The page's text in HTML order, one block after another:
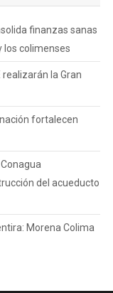
finanzas sanas
los colimenses
realizarán la Gran
fortalecen
del acueducto
Morena Colima